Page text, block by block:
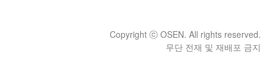
Copyright ⓒ OSEN. All rights reserved.
무단 전재 및 재배포 금지